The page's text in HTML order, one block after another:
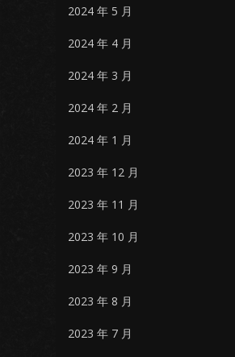
2024 年 5 月
2024 年 4 月
2024 年 3 月
2024 年 2 月
2024 年 1 月
2023 年 12 月
2023 年 11 月
2023 年 10 月
2023 年 9 月
2023 年 8 月
2023 年 7 月